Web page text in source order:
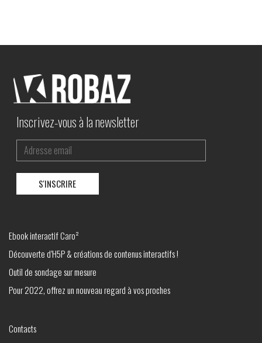
Inscrivez-vous à la newsletter
Ebook interactif Caro²
Découverte d’H5P & créations de contenus interactifs !
Outil de sondage sur mesure
Pour 2022, offrez un nouveau regard à vos proches
Contacts